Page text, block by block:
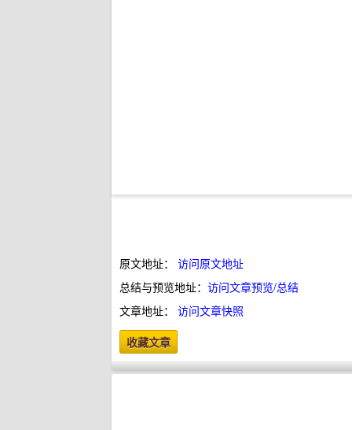
原文地址： 访问原文地址
总结与预览地址： 访问文章预览/总结
文章地址： 访问文章快照